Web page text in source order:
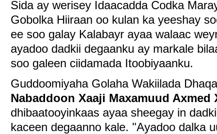
Sida ay werisey Idaacadda Codka
Gobolka Hiiraan oo kulan ka yeeshay
ee soo galay Kalabayr ayaa walaac
ayadoo dadkii degaanku ay markale
soo galeen ciidamada Itoobiyaanku.
Guddoomiyaha Golaha Wakiilada
Nabaddoon Xaaji Maxamuud Axmed
dhibaatooyinkaas ayaa sheegay in
kaceen degaanno kale. "Ayadoo dalka